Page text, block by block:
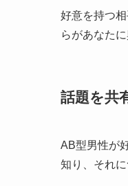
好意を持つ
らがあなた
話題を共
AB型男性が
知り、それ